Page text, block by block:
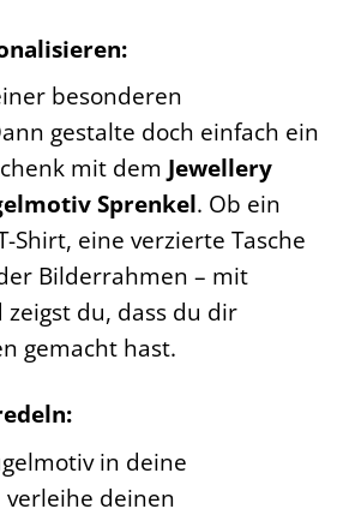
besonderen
gestalte doch einfach ein
mit dem Jewellery
Sprenkel. Ob ein
Shirt, eine verzierte Tasche
Bilderrahmen – mit
du, dass du dir
gemacht hast.
in deine
deinen